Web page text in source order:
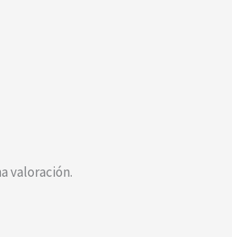
valoración.